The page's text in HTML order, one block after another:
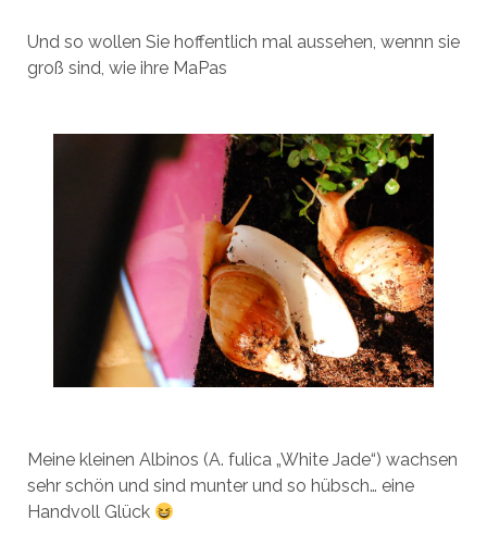
Und so wollen Sie hoffentlich mal aussehen, wennn sie
groß sind, wie ihre MaPas
Meine kleinen Albinos (A. fulica „White Jade“) wachsen
sehr schön und sind munter und so hübsch… eine
Handvoll Glück